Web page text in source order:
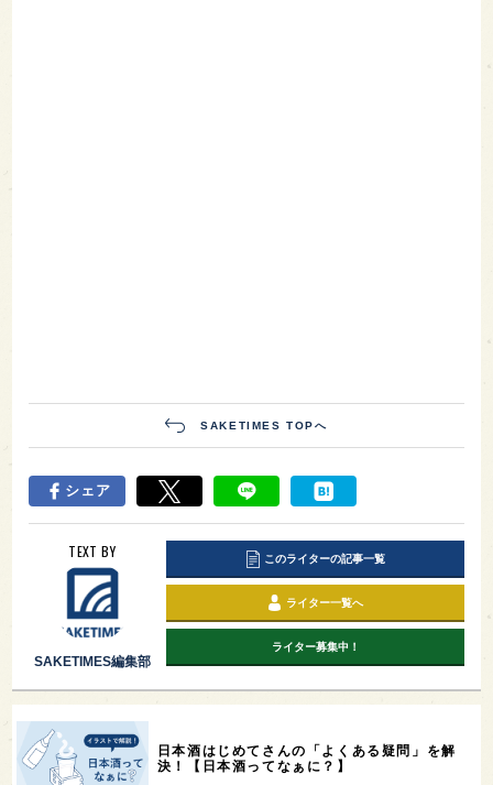
SAKETIMES TOPへ
シェア
TEXT BY
SAKETIMES編集部
このライターの記事一覧
ライター一覧へ
ライター募集中！
日本酒はじめてさんの「よくある疑問」を解
決！【日本酒ってなぁに？】